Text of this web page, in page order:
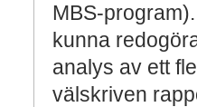
MBS-program).
kunna
analys av ett
välskriven